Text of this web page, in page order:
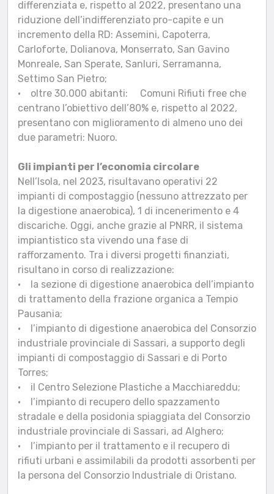
differenziata e, rispetto al 2022, presentano una
riduzione dell’indifferenziato pro-capite e un
incremento della RD: Assemini, Capoterra,
Carloforte, Dolianova, Monserrato, San Gavino
Monreale, San Sperate, Sanluri, Serramanna,
Settimo San Pietro;
• oltre 30.000 abitanti: Comuni Rifiuti free che
centrano l’obiettivo dell’80% e, rispetto al 2022,
presentano con miglioramento di almeno uno dei
due parametri: Nuoro.
Gli impianti per l’economia circolare
Nell’Isola, nel 2023, risultavano operativi 22
impianti di compostaggio (nessuno attrezzato per
la digestione anaerobica), 1 di incenerimento e 4
discariche. Oggi, anche grazie al PNRR, il sistema
impiantistico sta vivendo una fase di
rafforzamento. Tra i diversi progetti finanziati,
risultano in corso di realizzazione:
• la sezione di digestione anaerobica dell’impianto
di trattamento della frazione organica a Tempio
Pausania;
• l’impianto di digestione anaerobica del Consorzio
industriale provinciale di Sassari, a supporto degli
impianti di compostaggio di Sassari e di Porto
Torres;
• il Centro Selezione Plastiche a Macchiareddu;
• l’impianto di recupero dello spazzamento
stradale e della posidonia spiaggiata del Consorzio
industriale provinciale di Sassari, ad Alghero;
• l’impianto per il trattamento e il recupero di
rifiuti urbani e assimilabili da prodotti assorbenti per
la persona del Consorzio Industriale di Oristano.